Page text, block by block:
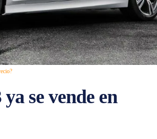
se vende en